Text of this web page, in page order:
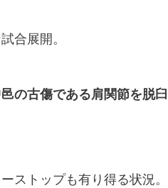
合展開。
の古傷である肩関節を脱臼
ストップも有り得る状況。